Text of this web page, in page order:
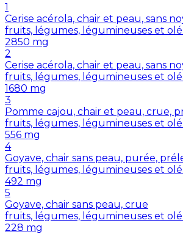
1
Cerise acérola, chair et peau, sans
fruits, légumes, légumineuses et
2850 mg
2
Cerise acérola, chair et peau, sans
fruits, légumes, légumineuses et
1680 mg
3
Pomme cajou, chair et peau, crue,
fruits, légumes, légumineuses et
556 mg
4
Goyave, chair sans peau, purée,
fruits, légumes, légumineuses et
492 mg
5
Goyave, chair sans peau, crue
fruits, légumes, légumineuses et
228 mg